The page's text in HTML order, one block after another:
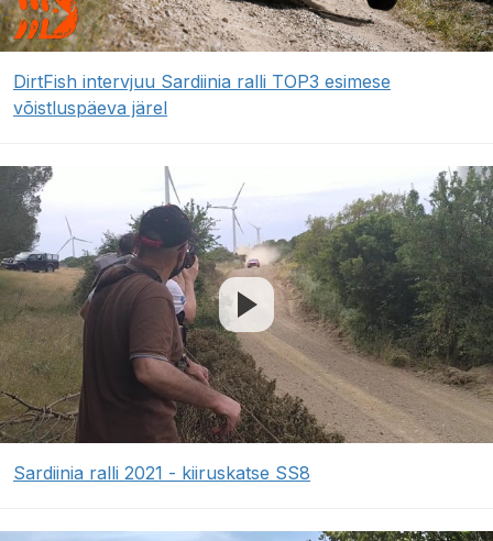
DirtFish intervjuu Sardiinia ralli TOP3 esimese
võistluspäeva järel
Sardiinia ralli 2021 - kiiruskatse SS8